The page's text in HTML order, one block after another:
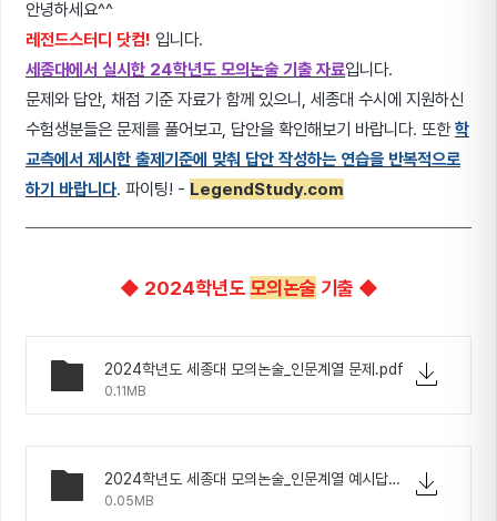
안녕하세요^^
레전드스터디 닷컴! 입니다.
세종대에서 실시한 24학년도 모의논술 기출 자료입니다.
문제와 답안, 채점 기준 자료가 함께 있으니, 세종대 수시에 지원하신
수험생분들은 문제를 풀어보고, 답안을 확인해보기 바랍니다. 또한 학
교측에서 제시한 출제기준에 맞춰 답안 작성하는 연습을 반복적으로
하기 바랍니다. 파이팅! - LegendStudy.com
◆ 2024학년도모의논술 기출 ◆
2024학년도 세종대 모의논술_인문계열 문제.pdf
0.11MB
2024학년도 세종대 모의논술_인문계열 예시답안.pdf
0.05MB